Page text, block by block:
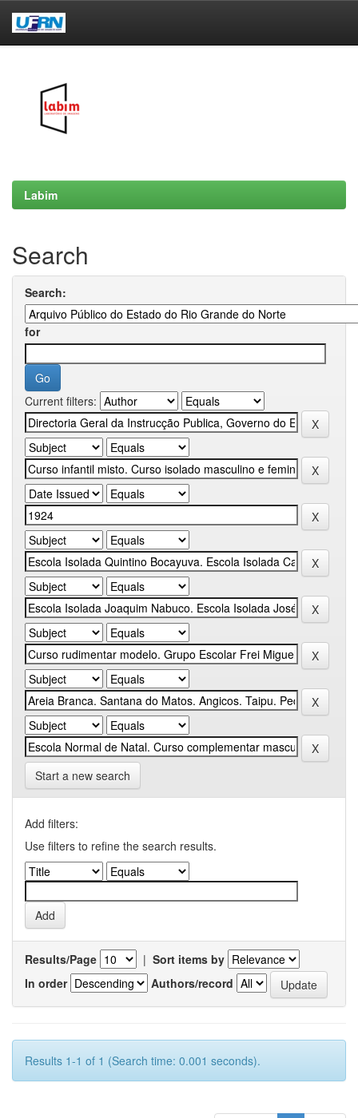
Labim
Search
Search:
for
Current filters:
Start a new search
Add filters:
Use filters to refine the search results.
Results/Page | Sort items by
In order
Authors/record
Results 1-1 of 1 (Search time: 0.001 seconds).